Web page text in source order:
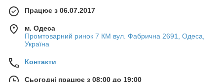
Працює з 06.07.2017
м. Одеса
Промтоварний ринок 7 КМ вул. Фабрична 2691, Одеса,
Україна
Контакти
Сьогодні працює з 08:00 до 19:00